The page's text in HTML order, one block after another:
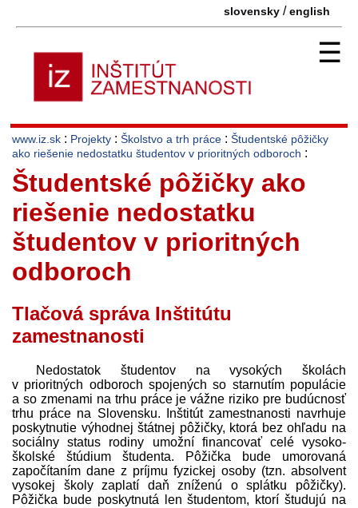
slovensky /english
☰
www.iz.sk : Projekty : Školstvo a trh práce : Študentské pôžičky
ako riešenie nedostatku študentov v prioritných odboroch :
Študentské pôžičky ako
riešenie nedostatku
študentov v prioritných
odboroch
Tlačová správa Inštitútu
zamestnanosti
Nedostatok študentov na vysokých školách
v prioritných odboroch spojených so starnutím populácie
a so zmenami na trhu práce je vážne riziko pre budúcnosť
trhu práce na Slovensku. Inštitút zamestnanosti navrhuje
poskytnutie výhodnej štátnej pôžičky, ktorá bez ohľadu na
sociálny status rodiny umožní financovať celé vysoko­
školské štúdium študenta. Pôžička bude umorovaná
započítaním dane z príjmu fyzickej osoby (tzn. absolvent
vysokej školy zaplatí daň zníženú o splátku pôžičky).
Pôžička bude poskytnutá len študentom, ktorí študujú na